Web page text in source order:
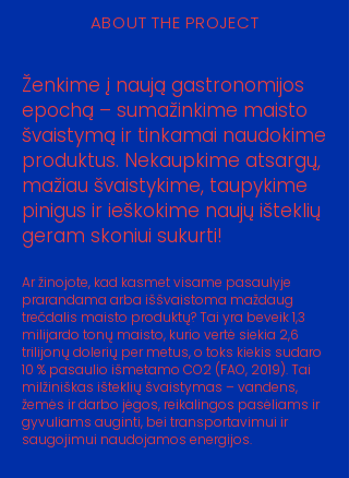
ABOUT THE PROJECT
Ženkime į naują gastronomijos
epochą – sumažinkime maisto
švaistymą ir tinkamai naudokime
produktus. Nekaupkime atsargų,
mažiau švaistykime, taupykime
pinigus ir ieškokime naujų išteklių
geram skoniui sukurti!
Ar žinojote, kad kasmet visame pasaulyje
prarandama arba iššvaistoma maždaug
trečdalis maisto produktų? Tai yra beveik 1,3
milijardo tonų maisto, kurio vertė siekia 2,6
trilijonų dolerių per metus, o toks kiekis sudaro
10 % pasaulio išmetamo CO2 (FAO, 2019). Tai
milžiniškas išteklių švaistymas – vandens,
žemės ir darbo jėgos, reikalingos pasėliams ir
gyvuliams auginti, bei transportavimui ir
saugojimui naudojamos energijos.